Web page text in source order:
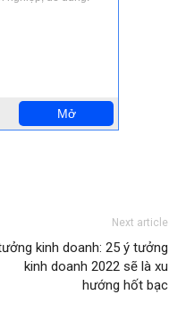
Next article
kinh doanh: 25 ý tưởng
kinh doanh 2022 sẽ là xu
hướng hốt bạc